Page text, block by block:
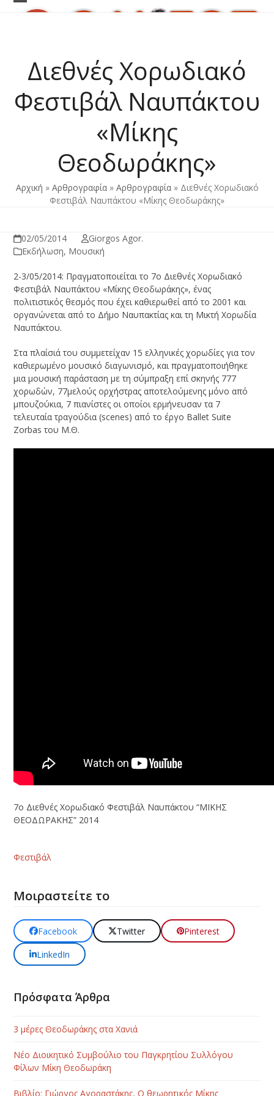
Skip
Open
Close
Διεθνές Χορωδιακό
Φεστιβάλ Ναυπάκτου
«Μίκης
Θεοδωράκης»
Αρχική » Αρθρογραφία» Αρθρογραφία» Διεθνές Χορωδιακό
Φεστιβάλ Ναυπάκτου «Μίκης Θεοδωράκης»
02/05/2014
Giorgos Agor.
Εκδήλωση, Μουσική
2-3/05/2014: Πραγματοποιείται το 7ο Διεθνές Χορωδιακό
Φεστιβάλ Ναυπάκτου «Μίκης Θεοδωράκης», ένας
πολιτιστικός θεσμός που έχει καθιερωθεί από το 2001 και
οργανώνεται από το Δήμο Ναυπακτίας και τη Μικτή Χορωδία
Ναυπάκτου.
Στα πλαίσιά του συμμετείχαν 15 ελληνικές χορωδίες για τον
καθιερωμένο μουσικό διαγωνισμό, και πραγματοποιήθηκε
μια μουσική παράσταση με τη σύμπραξη επί σκηνής 777
χορωδών, 77μελούς ορχήστρας αποτελούμενης μόνο από
μπουζούκια, 7 πιανίστες οι οποίοι ερμήνευσαν τα 7
τελευταία τραγούδια (scenes) από το έργο Ballet Suite
Zorbas του Μ.Θ.
7o Διεθνές Χορωδιακό Φεστιβάλ Ναυπάκτου “ΜΙΚΗΣ
ΘΕΟΔΩΡΑΚΗΣ” 2014
Φεστιβάλ
Μοιραστείτε το
Facebook Twitter
Pinterest
LinkedIn
Πρόσφατα Άρθρα
3 μέρες Θεοδωράκης στα Χανιά
Νέο Διοικητικό Συμβούλιο του Παγκρητίου Συλλόγου
Φίλων Μίκη Θεοδωράκη
Βιβλίο: Γιώργος Αγοραστάκης, Ο θεωρητικός Μίκης